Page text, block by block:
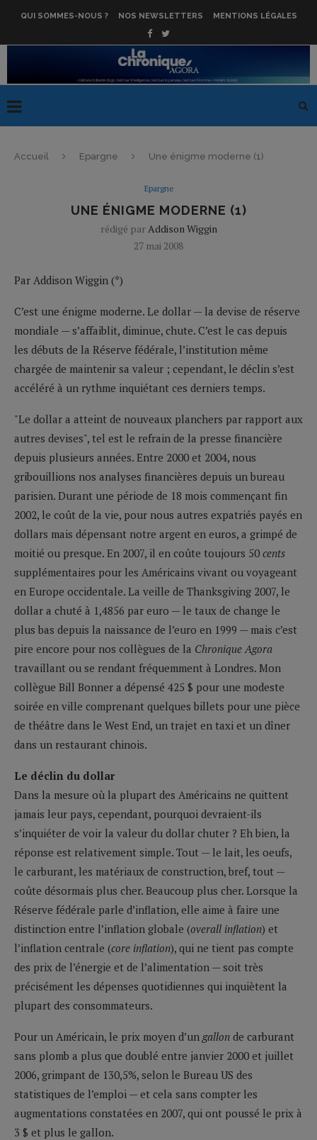
QUI SOMMES-NOUS ? NOS NEWSLETTERS MENTIONS LÉGALES
Accueil Epargne Une énigme moderne (1)
Epargne
UNE ÉNIGME MODERNE (1)
rédigé parAddison Wiggin
27 mai 2008
Par Addison Wiggin (*)
C’est une énigme moderne. Le dollar — la devise de réserve
mondiale — s’affaiblit, diminue, chute. C’est le cas depuis
les débuts de la Réserve fédérale, l’institution même
chargée de maintenir sa valeur ; cependant, le déclin s’est
accéléré à un rythme inquiétant ces derniers temps.
"Le dollar a atteint de nouveaux planchers par rapport aux
autres devises", tel est le refrain de la presse financière
depuis plusieurs années. Entre 2000 et 2004, nous
gribouillions nos analyses financières depuis un bureau
parisien. Durant une période de 18 mois commençant fin
2002, le coût de la vie, pour nous autres expatriés payés en
dollars mais dépensant notre argent en euros, a grimpé de
moitié ou presque. En 2007, il en coûte toujours 50 cents
supplémentaires pour les Américains vivant ou voyageant
en Europe occidentale. La veille de Thanksgiving 2007, le
dollar a chuté à 1,4856 par euro — le taux de change le
plus bas depuis la naissance de l’euro en 1999 — mais c’est
pire encore pour nos collègues de la Chronique Agora
travaillant ou se rendant fréquemment à Londres. Mon
collègue Bill Bonner a dépensé 425 $ pour une modeste
soirée en ville comprenant quelques billets pour une pièce
de théâtre dans le West End, un trajet en taxi et un dîner
dans un restaurant chinois.
Le déclin du dollar
Dans la mesure où la plupart des Américains ne quittent
jamais leur pays, cependant, pourquoi devraient-ils
s’inquiéter de voir la valeur du dollar chuter ? Eh bien, la
réponse est relativement simple. Tout — le lait, les oeufs,
le carburant, les matériaux de construction, bref, tout —
coûte désormais plus cher. Beaucoup plus cher. Lorsque la
Réserve fédérale parle d’inflation, elle aime à faire une
distinction entre l’inflation globale (overall inflation) et
l’inflation centrale (core inflation), qui ne tient pas compte
des prix de l’énergie et de l’alimentation — soit très
précisément les dépenses quotidiennes qui inquiètent la
plupart des consommateurs.
Pour un Américain, le prix moyen d’un gallon de carburant
sans plomb a plus que doublé entre janvier 2000 et juillet
2006, grimpant de 130,5%, selon le Bureau US des
statistiques de l’emploi — et cela sans compter les
augmentations constatées en 2007, qui ont poussé le prix à
3 $ et plus le gallon.